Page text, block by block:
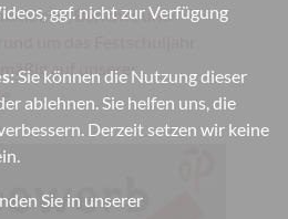
ggf. nicht zur Verfügung
Sie können die Nutzung dieser
ablehnen. Sie helfen uns, die
Derzeit setzen wir keine
Sie in unserer
Berichte und
auf unserer